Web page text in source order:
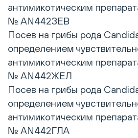
антимикотическим
№ AN442ЗЕВ
Посев на грибы рода
определением
антимикотическим
№ AN442ЖЕЛ
Посев на грибы рода
определением
антимикотическим
№ AN442ГЛА